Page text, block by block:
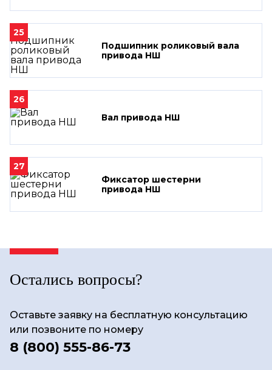
25
Подшипник роликовый вала
привода НШ
26
Вал привода НШ
27
Фиксатор шестерни
привода НШ
Остались вопросы?
Оставьте заявку на бесплатную консультацию
или позвоните по номеру
8 (800) 555-86-73